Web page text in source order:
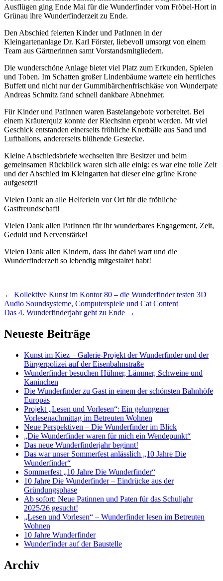
Ausflügen ging Ende Mai für die Wunderfinder vom Fröbel-Hort in
Grünau ihre Wunderfinderzeit zu Ende.
Den Abschied feierten Kinder und PatInnen in der
Kleingartenanlage Dr. Karl Förster, liebevoll umsorgt von einem
Team aus Gärtnerinnen samt Vorstandsmitgliedern.
Die wunderschöne Anlage bietet viel Platz zum Erkunden, Spielen
und Toben. Im Schatten großer Lindenbäume wartete ein herrliches
Buffett und nicht nur der Gummibärchenfrischkäse von Wunderpate
Andreas Schmitz fand schnell dankbare Abnehmer.
Für Kinder und PatInnen waren Bastelangebote vorbereitet. Bei
einem Kräuterquiz konnte der Riechsinn erprobt werden. Mt viel
Geschick entstanden einerseits fröhliche Knetbälle aus Sand und
Luftballons, andererseits blühende Gestecke.
Kleine Abschiedsbriefe wechselten ihre Besitzer und beim
gemeinsamen Rückblick waren sich alle einig: es war eine tolle Zeit
und der Abschied im Kleingarten hat dieser eine grüne Krone
aufgesetzt!
Vielen Dank an alle Helferlein vor Ort für die fröhliche
Gastfreundschaft!
Vielen Dank allen PatInnen für ihr wunderbares Engagement, Zeit,
Geduld und Nervenstärke!
Vielen Dank allen Kindern, dass Ihr dabei wart und die
Wunderfinderzeit so lebendig mitgestaltet habt!
Artikel-
Navigation
← Kollektive Kunst im Kontor 80 – die Wunderfinder testen 3D
Audio Soundsysteme, Computerspiele und Cat Content
Das 4. Wunderfinderjahr geht zu Ende →
Neueste Beiträge
Kunst im Kiez – Galerie-Projekt der Wunderfinder und der
Bürgerpolizei auf der Eisenbahnstraße
Wunderfinder besuchen Hühner, Lämmer, Schweine und
Kaninchen
Die Wunderfinder zu Gast in einem der schönsten Bahnhöfe
Europas
Projekt „Lesen und Vorlesen“: Ein gelungener
Vorlesenachmittag im Betreuten Wohnen
Neue Perspektiven – Die Wunderfinder im Blick
„Die Wunderfinder waren für mich ein Wendepunkt“
Das neue Wunderfinderjahr beginnt!
Das war unser Sommerfest anlässlich „10 Jahre Die
Wunderfinder“
Sommerfest „10 Jahre Die Wunderfinder“
10 Jahre Die Wunderfinder – Eindrücke aus der
Gründungsphase
Ab sofort: Neue Patinnen und Paten für das Schuljahr
2025/26 gesucht!
„Lesen und Vorlesen“ – Wunderfinder lesen im Betreuten
Wohnen
10 Jahre Wunderfinder
Wunderfinder auf der Baustelle
Archiv